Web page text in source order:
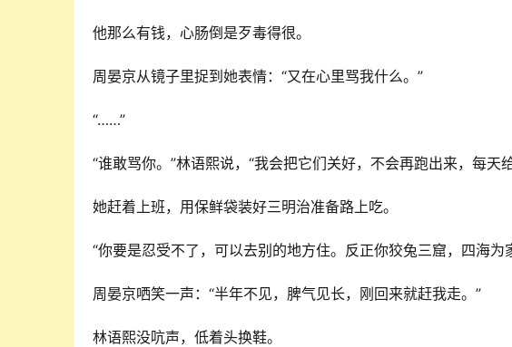
他那么有钱，心肠倒是歹毒得很。
周晏京从镜子里捉到她表情：“又在心里骂我什么。”
“……”
“谁敢骂你。”林语熙说，“我会把它们关好，不会再跑出来，每天
她赶着上班，用保鲜袋装好三明治准备路上吃。
“你要是忍受不了，可以去别的地方住。反正你狡兔三窟，四海为
周晏京哂笑一声：“半年不见，脾气见长，刚回来就赶我走。”
林语熙没吭声，低着头换鞋。